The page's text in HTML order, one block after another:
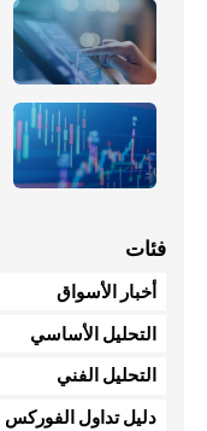
فئات
أخبار الأسواق
التحليل الأساسي
التحليل الفني
دليل تداول الفوركس